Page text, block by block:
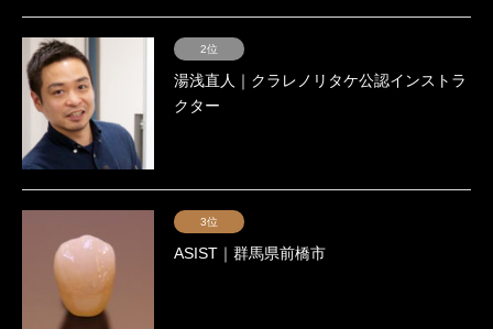
2位
湯浅直人｜クラレノリタケ公認インストラ
クター
3位
ASIST｜群馬県前橋市